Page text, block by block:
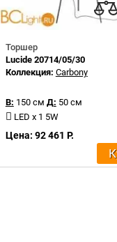
Торшер
Lucide 20714/05/30
Коллекция: Carbony
В: 150 см Д: 50 см
LED x 1 5W
Цена: 92 461 Р.